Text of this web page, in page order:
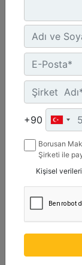
+90
Borusan
Şirketi ile
mesaj
Kişisel